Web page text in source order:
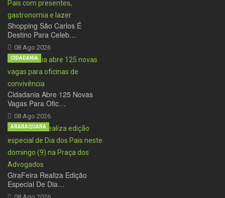
Shopping São Carlos É
Destino Para Celeb…
08 Ago 2026
Cidadania Abre 125 Novas
Vagas Para Ofic…
08 Ago 2026
CIDADANIA
GiraFeira Realiza Edição
Especial De Dia…
ARARAQUARA